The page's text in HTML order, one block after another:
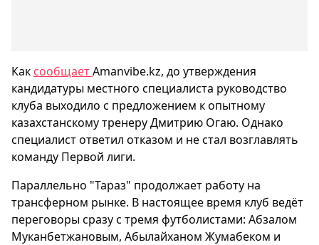
Как сообщаетAmanvibe.kz, до утверждения
кандидатуры местного специалиста руководство
клуба выходило с предложением к опытному
казахстанскому тренеру Дмитрию Огаю. Однако
специалист ответил отказом и не стал возглавлять
команду Первой лиги.
Параллельно "Тараз" продолжает работу на
трансферном рынке. В настоящее время клуб ведёт
переговоры сразу с тремя футболистами: Абзалом
Муканбетжановым, Абылайханом Жумабеком и